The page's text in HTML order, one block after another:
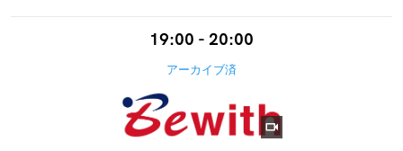
19:00 - 20:00
アーカイブ済